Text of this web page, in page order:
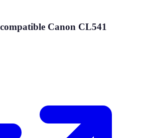
Canon CL541